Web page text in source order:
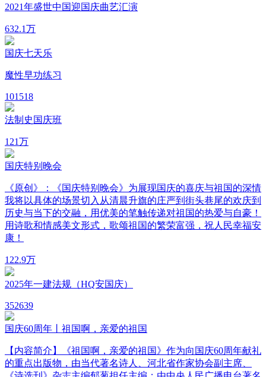
2021年盛世中国迎国庆曲艺汇演
632.1万
国庆七天乐
魔性早功练习
101518
法制史国庆班
121万
国庆特别晚会
《原创》：《国庆特别晚会》为展现国庆的喜庆与祖国的深情
我将以具体的场景切入从清晨升旗的庄严到街头巷尾的欢庆到
历史与当下的交融，用优美的笔触传递对祖国的热爱与自豪！
用诗歌和情感美文形式，歌颂祖国的繁荣富强，祝人民幸福安
康！
122.9万
2025年一建法规（HQ安国庆）
352639
国庆60周年丨祖国啊，亲爱的祖国
【内容简介】《祖国啊，亲爱的祖国》作为向国庆60周年献礼
的重点出版物，由当代著名诗人、河北省作家协会副主席、